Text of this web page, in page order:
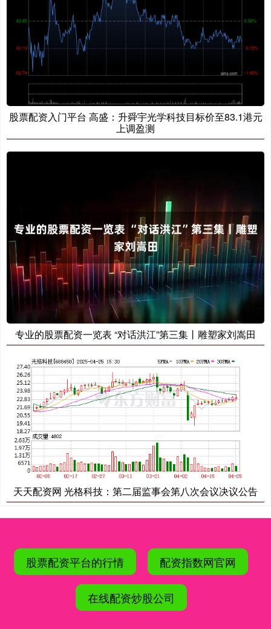
股票配资入门平台 高盛：升舜宇光学科技目标价至83.1港元
上调盈测
专业的股票配资一览表 “对话洪江”第三集丨雕塑家刘嵩田
天天配资网 光格科技：第二届监事会第八次会议决议公告
股票配资平台的行情 配资指数网官网
在线配资炒股公司